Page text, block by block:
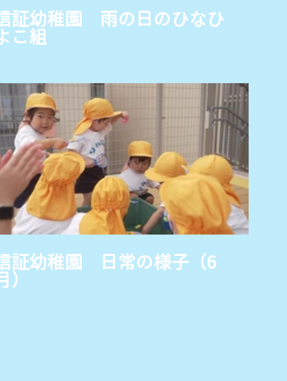
証幼稚園 雨の日のひなひ
こ組
証幼稚園 日常の様子（6
）